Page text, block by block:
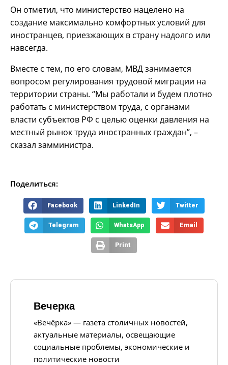
Он отметил, что министерство нацелено на
создание максимально комфортных условий для
иностранцев, приезжающих в страну надолго или
навсегда.
Вместе с тем, по его словам, МВД занимается
вопросом регулирования трудовой миграции на
территории страны. “Мы работали и будем плотно
работать с министерством труда, с органами
власти субъектов РФ с целью оценки давления на
местный рынок труда иностранных граждан”, –
сказал замминистра.
Поделиться:
Facebook LinkedIn Twitter
Telegram WhatsApp Email
Print
Вечерка
«Вечёрка» — газета столичных новостей,
актуальные материалы, освещающие
социальные проблемы, экономические и
политические новости